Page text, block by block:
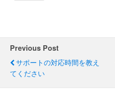
Previous Post
サポートの対応時間を教え
てください